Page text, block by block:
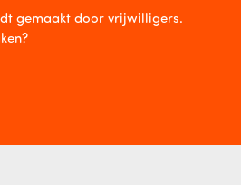
gemaakt door vrijwilligers.